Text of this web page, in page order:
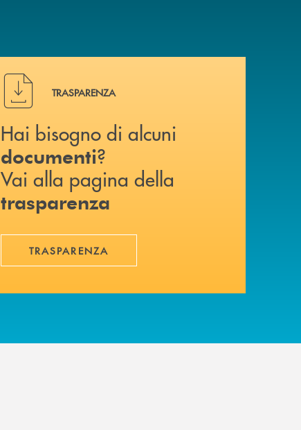
Hai bisogno di alcuni documenti ? Vai alla pagina della
TRASPARENZA
Hai bisogno di alcuni
documenti?
Vai alla pagina della
trasparenza
TRASPARENZA